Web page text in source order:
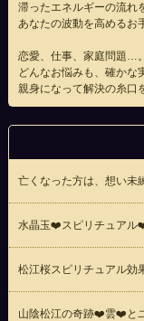
滞ったエネルギーの流れ
あなたの波動を高めるお
恋愛、仕事、家庭問題…。
どんなお悩みも、確かな
親身になって解決の糸口
亡くなった方は、想い未
水晶玉❤️スピリチュア
松江桜スピリチュアル効
山陰松江の奇跡❤️雲❤️と